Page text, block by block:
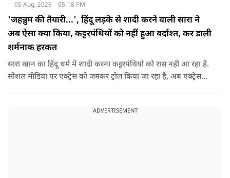
05 Aug, 2026 05:18 PM
'जहन्नुम की तैयारी...', हिंदू लड़के से शादी करने वाली सारा ने
अब ऐसा क्या किया, कट्टरपंथियों को नहीं हुआ बर्दाश्त, कर डाली
शर्मनाक हरकत
सारा खान का हिंदू धर्म में शादी करना कट्टरपंथियो को रास नहीं आ रहा है.
सोशल मीडिया पर एक्ट्रेस को जमकर ट्रोल किया जा रहा है, अब एक्ट्रेस
ADVERTISEMENT